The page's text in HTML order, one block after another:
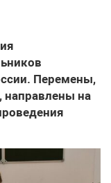
Перемены,
направлены на